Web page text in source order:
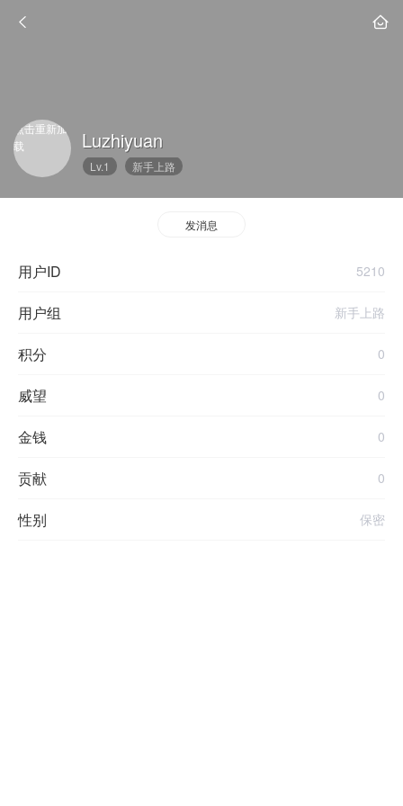
点击重新加
载
Luzhiyuan
Lv.1 新手上路
发消息
用户ID 5210
用户组 新手上路
积分 0
威望 0
金钱 0
贡献 0
性别 保密